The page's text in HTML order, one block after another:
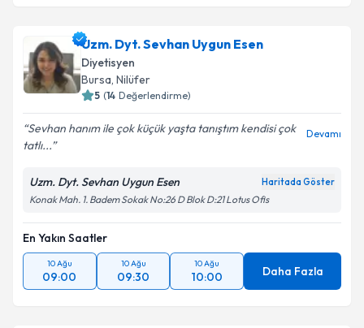
Uzm. Dyt. Sevhan Uygun Esen
Diyetisyen
Bursa, Nilüfer
5 (14 Değerlendirme)
Sevhan hanım ile çok küçük yaşta tanıştım kendisi çok
tatlı...
Devamı
Uzm. Dyt. Sevhan Uygun Esen Haritada Göster
Konak Mah. 1. Badem Sokak No:26 D Blok D:21 Lotus Ofis
En Yakın Saatler
10 Ağu
09:00
10 Ağu
09:30
10 Ağu
10:00 Daha Fazla